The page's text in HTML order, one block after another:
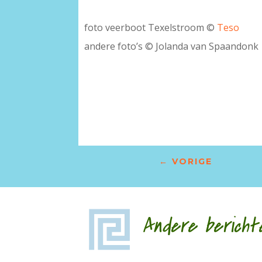
foto veerboot Texelstroom © Teso
andere foto’s © Jolanda van Spaandonk
← VORIGE
Andere